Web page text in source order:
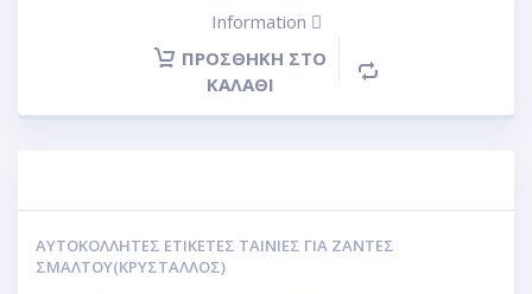
Information
ΠΡΟΣΘΉΚΗ ΣΤΟ
ΚΑΛΆΘΙ
ΑΥΤΟΚΌΛΛΗΤΕΣ ΕΤΙΚΈΤΕΣ ΤΑΙΝΊΕΣ ΓΙΑ ΖΆΝΤΕΣ
ΣΜΆΛΤΟΥ(ΚΡΎΣΤΑΛΛΟΣ)